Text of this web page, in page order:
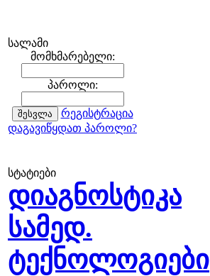
სალამი
მომხმარებელი:
პაროლი:
რეგისტრაცია
დაგავიწყდათ პაროლი?
სტატიები
დიაგნოსტიკა
სამედ.
ტექნოლოგიები